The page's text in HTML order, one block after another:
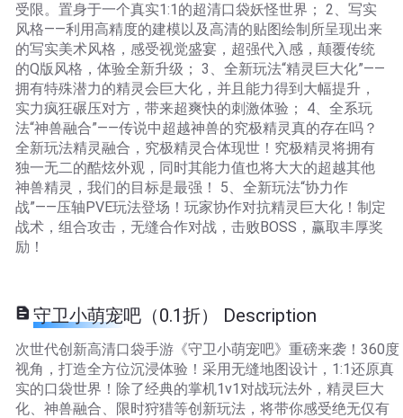
受限。置身于一个真实1:1的超清口袋妖怪世界； 2、写实
风格——利用高精度的建模以及高清的贴图绘制所呈现出来
的写实美术风格，感受视觉盛宴，超强代入感，颠覆传统
的Q版风格，体验全新升级； 3、全新玩法“精灵巨大化”——
拥有特殊潜力的精灵会巨大化，并且能力得到大幅提升，
实力疯狂碾压对方，带来超爽快的刺激体验； 4、全系玩
法“神兽融合”——传说中超越神兽的究极精灵真的存在吗？
全新玩法精灵融合，究极精灵合体现世！究极精灵将拥有
独一无二的酷炫外观，同时其能力值也将大大的超越其他
神兽精灵，我们的目标是最强！ 5、全新玩法“协力作
战”——压轴PVE玩法登场！玩家协作对抗精灵巨大化！制定
战术，组合攻击，无缝合作对战，击败BOSS，赢取丰厚奖
励！
守卫小萌宠吧（0.1折） Description
次世代创新高清口袋手游《守卫小萌宠吧》重磅来袭！360度
视角，打造全方位沉浸体验！采用无缝地图设计，1:1还原真
实的口袋世界！除了经典的掌机1v1对战玩法外，精灵巨大
化、神兽融合、限时狩猎等创新玩法，将带你感受绝无仅有